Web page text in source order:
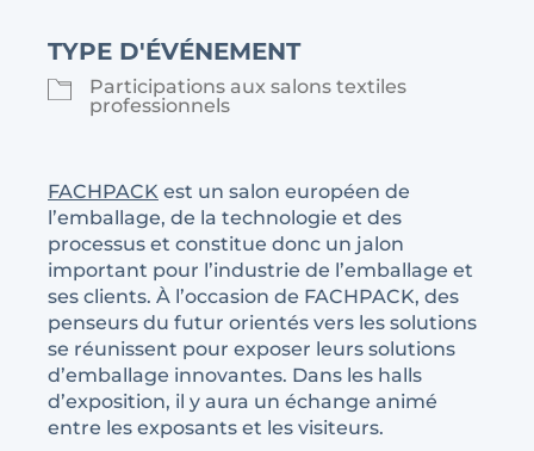
TYPE D'ÉVÉNEMENT
Participations aux salons textiles
professionnels
FACHPACK est un salon européen de
l’emballage, de la technologie et des
processus et constitue donc un jalon
important pour l’industrie de l’emballage et
ses clients. À l’occasion de FACHPACK, des
penseurs du futur orientés vers les solutions
se réunissent pour exposer leurs solutions
d’emballage innovantes. Dans les halls
d’exposition, il y aura un échange animé
entre les exposants et les visiteurs.